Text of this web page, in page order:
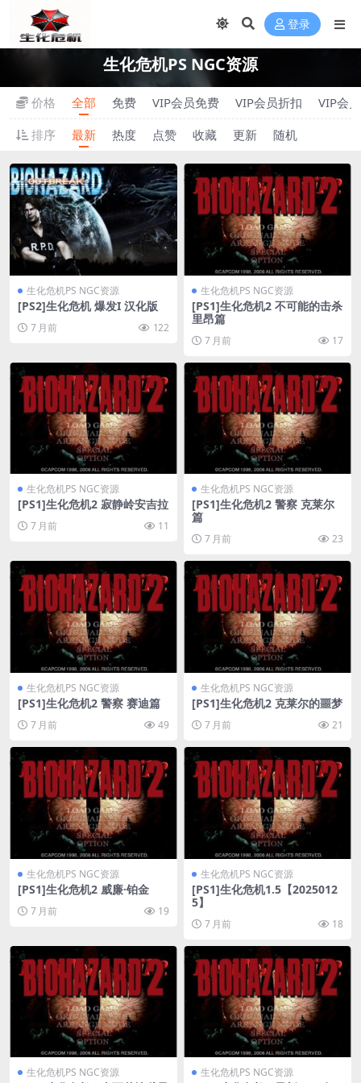
登录
生化危机PS NGC资源
价格 全部 免费 VIP会员免费 VIP会员折扣
VIP会
排序
最新 热度 点赞 收藏 更新 随机
生化危机PS NGC资源
[PS2]生化危机 爆发I 汉化版
7 月前 122
生化危机PS NGC资源
[PS1]生化危机2 不可能的击杀
里昂篇
7 月前 17
生化危机PS NGC资源
[PS1]生化危机2 寂静岭安吉拉
7 月前 11
生化危机PS NGC资源
[PS1]生化危机2 警察 克莱尔
篇
7 月前 23
生化危机PS NGC资源
[PS1]生化危机2 警察 赛迪篇
7 月前 49
生化危机PS NGC资源
[PS1]生化危机2 克莱尔的噩梦
7 月前 21
生化危机PS NGC资源
[PS1]生化危机2 威廉·铂金
7 月前 19
生化危机PS NGC资源
[PS1]生化危机1.5【2025012
5】
7 月前 18
生化危机PS NGC资源 生化危机PS NGC资源